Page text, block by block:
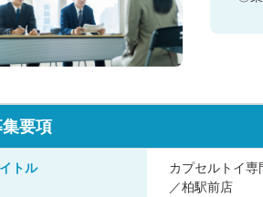
要項
トル
カプセルトイ
／柏駅前店